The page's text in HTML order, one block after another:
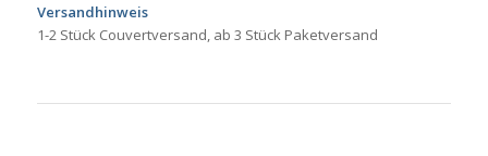
Versandhinweis
1-2 Stück Couvertversand, ab 3 Stück Paketversand